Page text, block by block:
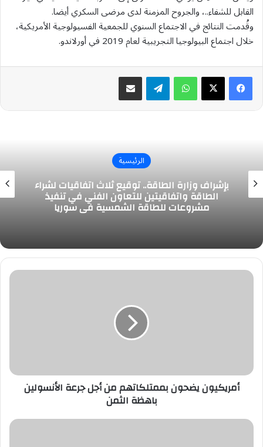
القابل للشفاء..، والجروح المزمنة لدى مرضى السكري أيضا.
وقُدمت النتائج في الاجتماع السنوي للجمعية الفسيولوجية الأمريكية،
خلال اجتماع البيولوجيا التجريبية لعام 2019 في أورلاندو.
واتسابتيلقرام مشاركة عبر البريد
الرئيسية
بإشراف وزارة الطاقة.. توقيع ثلاث اتفاقيات لشراء
الطاقة واتفاقيتين للتعاون الفني في تنفيذ
مشروعات للطاقة الشمسية في سوريا
أمريكيون
الثمن
أمريكيون يضحون بممتلكاتهم من أجل جرعة الأنسولين
باهظة الثمن
«شارب»